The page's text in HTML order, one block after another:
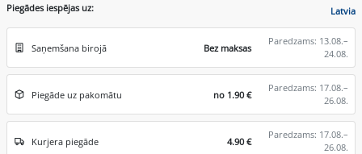
Piegādes iespējas uz: Latvia
Saņemšana birojā Bez maksas
Paredzams: 13.08.–
24.08.
Piegāde uz pakomātu no 1.90 €
Paredzams: 17.08.–
26.08.
Kurjera piegāde 4.90 €
Paredzams: 17.08.–
26.08.